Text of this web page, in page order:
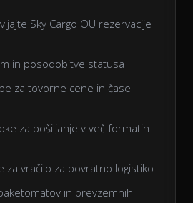
Sky Cargo OÜ rezervacije
in posodobitve statusa
za tovorne cene in čase
za pošiljanje v več formatih
za vračilo za povratno logistiko
in prevzemnih